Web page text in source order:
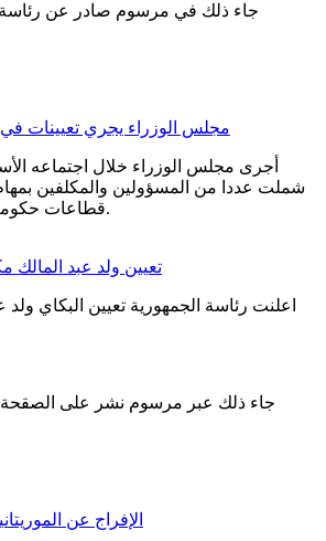
جاء ذلك في مرسوم صادر عن رئاسة
مجلس الوزراء يجري تعيينات
أجرى مجلس الوزراء خلال اجتماعه
شملت عددا من المسؤولين والمكلفين
قطاعات حكومية ومؤسسات عمومية.
تعيين ولد عبد المالك
اعلنت رئاسة الجمهورية تعيين البكاي ولد
جاء ذلك عبر مرسوم نشر على الصقحة
الإفراج عن